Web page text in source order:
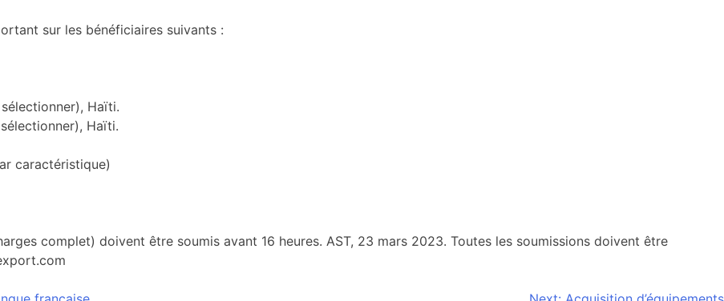
sur les bénéficiaires suivants :
Haïti.
Haïti.
caractéristique)
complet) doivent être soumis avant 16 heures. AST, 23 mars 2023. Toutes les soumissions doivent être